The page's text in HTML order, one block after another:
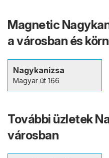
Magnetic
a városban és
Nagykanizsa
Magyar út 166
További üzletek
városban